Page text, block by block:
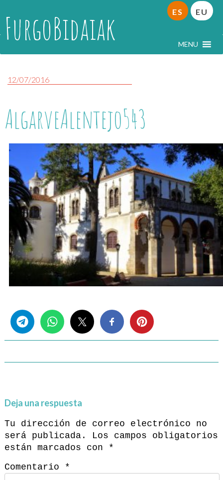
FurgoBidaiak MENU
ES EU
12/07/2016
AlgarveAlentejo543
Deja una respuesta
Tu dirección de correo electrónico no
será publicada.
Los campos obligatorios
están marcados con
*
Comentario
*